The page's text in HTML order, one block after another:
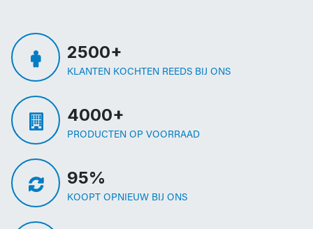
2500+
KLANTEN KOCHTEN REEDS BIJ ONS
4000+
PRODUCTEN OP VOORRAAD
95%
KOOPT OPNIEUW BIJ ONS